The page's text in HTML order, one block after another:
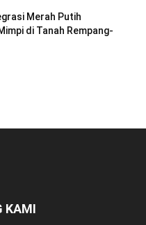
Merah Putih
di Tanah Rempang-
KAMI